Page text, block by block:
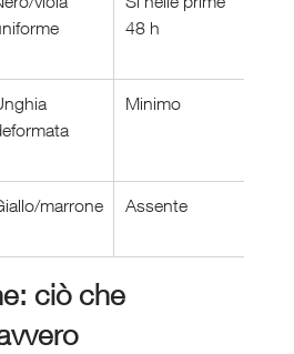
48 h
Minimo
marrone Assente
ciò che